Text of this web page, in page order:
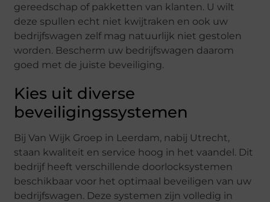
gereedschap of pakketten van klanten. U wilt
deze spullen echt niet kwijtraken en ook uw
bedrijfswagen zelf mag natuurlijk niet gestolen
worden. Bescherm uw bedrijfswagen daarom
goed met de juiste beveiliging.
Kies uit diverse
beveiligingssystemen
Bij Van Wijk Groep in Leerdam, nabij Utrecht,
staan kwaliteit en service hoog in het vaandel. Dit
bedrijf heeft verschillende doorlocksystemen
beschikbaar voor het optimaal beveiligen van uw
bedrijfswagen. Deze systemen zijn volledig in